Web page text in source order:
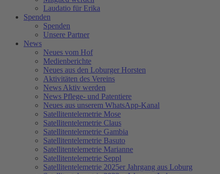
Laudatio für Erika
Spenden
Spenden
Unsere Partner
News
Neues vom Hof
Medienberichte
Neues aus den Loburger Horsten
Aktivitäten des Vereins
News Aktiv werden
News Pflege- und Patentiere
Neues aus unserem WhatsApp-Kanal
Satellitentelemetrie Mose
Satellitentelemetrie Claus
Satellitentelemetrie Gambia
Satellitentelemetrie Basuto
Satellitentelemetrie Marianne
Satellitentelemetrie Seppl
Satellitentelemetrie 2025er Jahrgang aus Loburg